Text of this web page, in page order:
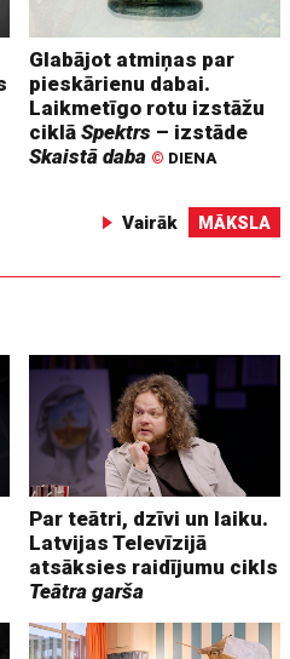
Glabājot atmiņas par
pieskārienu dabai.
Laikmetīgo rotu izstāžu
ciklāSpektrs – izstāde
Skaistā daba © DIENA
Vairāk MĀKSLA
Par teātri, dzīvi un laiku.
Latvijas Televīzijā
atsāksies raidījumu cikls
Teātra garša